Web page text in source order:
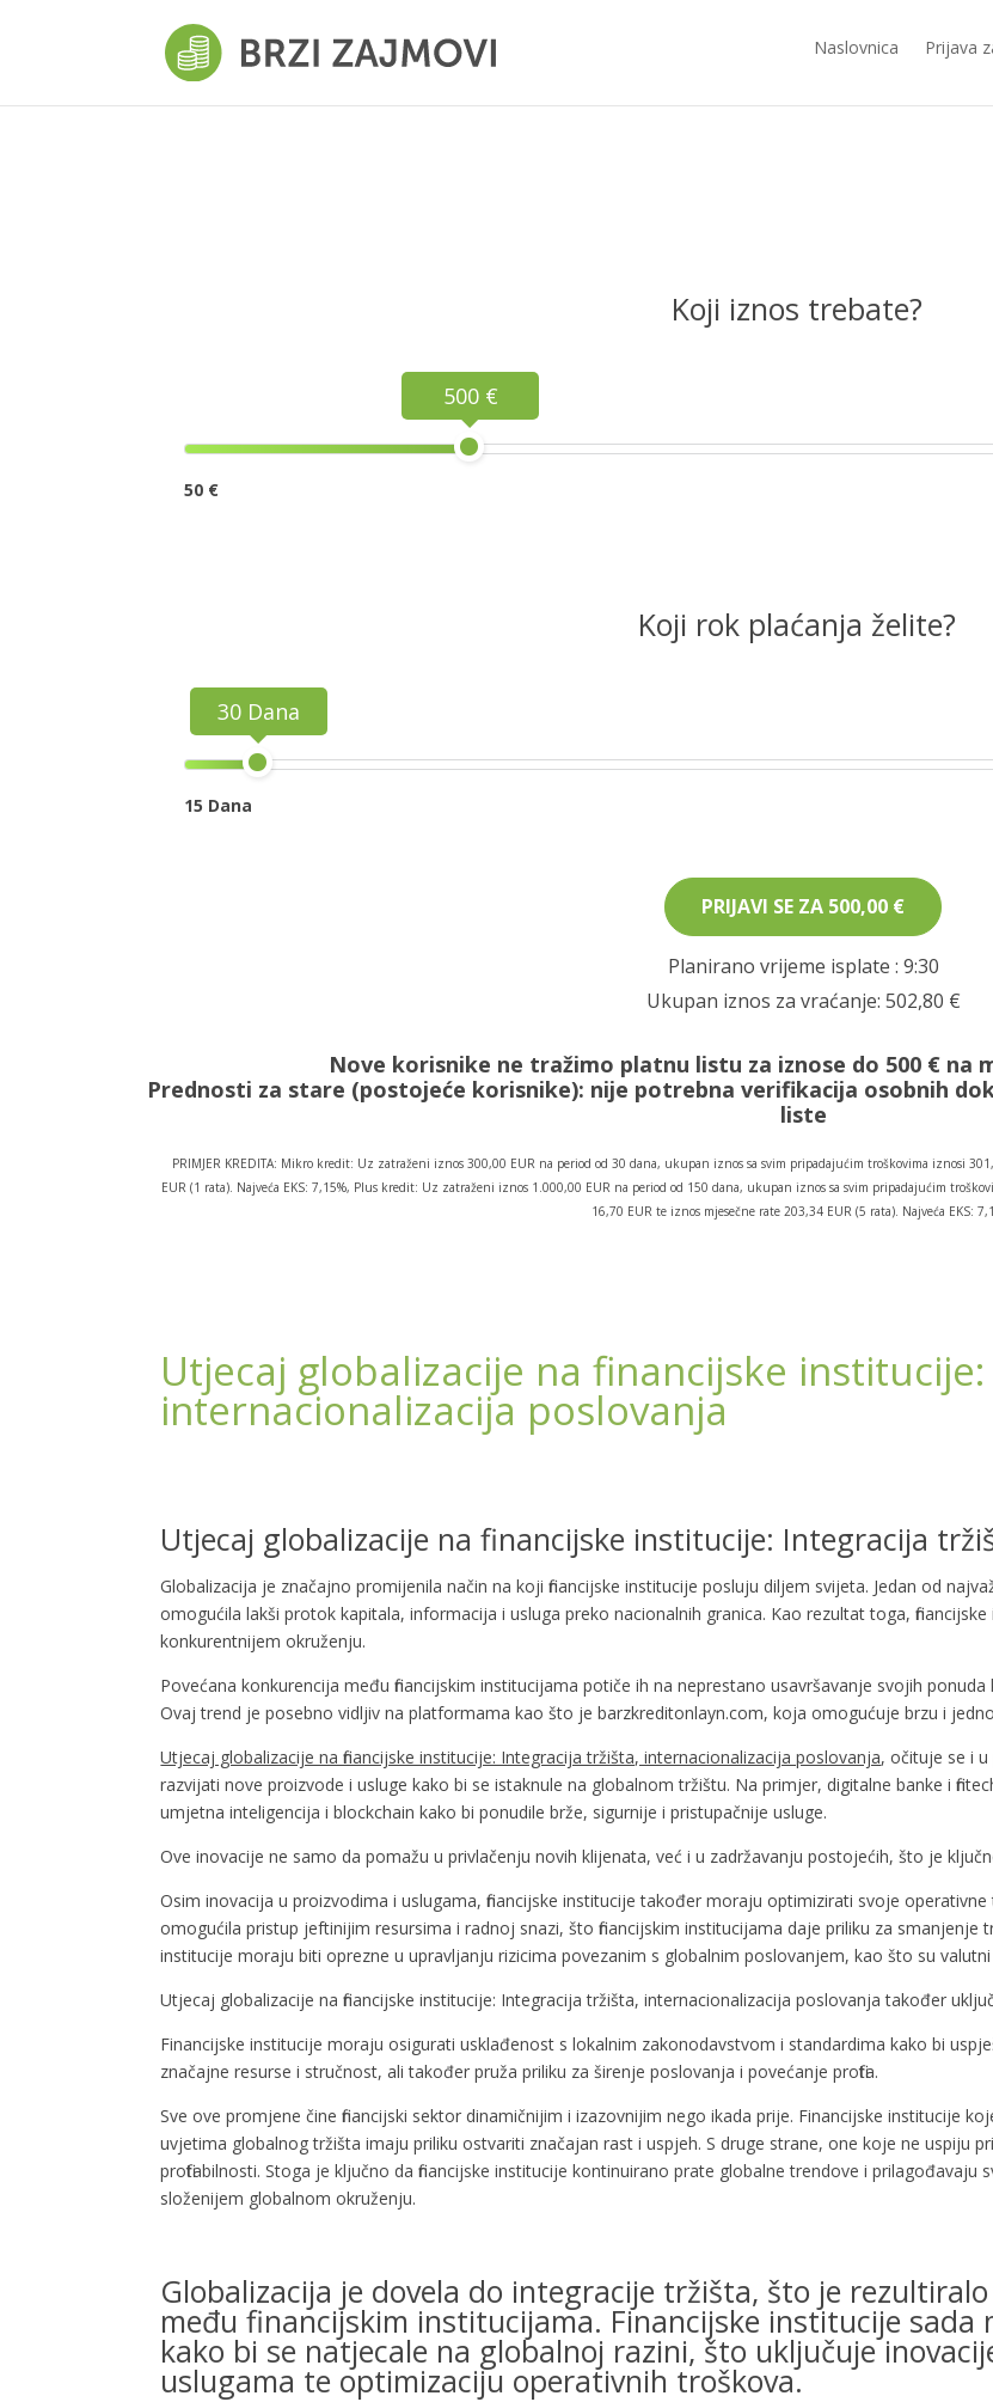
Naslovnica Prijava
Koji iznos trebate?
500 €
50 €
Koji rok plaćanja želite?
30 Dana
15 Dana
PRIJAVI SE ZA 500,00 €
Planirano vrijeme isplate : 9:30
Ukupan iznos za vraćanje: 502,80 €
Nove korisnike ne tražimo platnu listu za iznose do 500 € na
Prednosti za stare (postojeće korisnike): nije potrebna verifikacija osobnih
liste
PRIMJER KREDITA: Mikro kredit: Uz zatraženi iznos 300,00 EUR na period od 30 dana, ukupan iznos sa svim pripadajućim troškovima iznosi
EUR (1 rata). Najveća EKS: 7,15%, Plus kredit: Uz zatraženi iznos 1.000,00 EUR na period od 150 dana, ukupan iznos sa svim pripadajućim
16,70 EUR te iznos mjesečne rate 203,34 EUR (5 rata). Najveća EKS:
Utjecaj globalizacije na financijske
internacionalizacija poslovanja
Utjecaj globalizacije na financijske institucije: Integracija
Globalizacija je značajno promijenila način na koji financijske institucije posluju diljem svijeta. Jedan od
omogućila lakši protok kapitala, informacija i usluga preko nacionalnih granica. Kao rezultat toga,
konkurentnijem okruženju.
Povećana konkurencija među financijskim institucijama potiče ih na neprestano usavršavanje svojih
Ovaj trend je posebno vidljiv na platformama kao što je barzkreditonlayn.com, koja omogućuje brzu i
Utjecaj globalizacije na financijske institucije: Integracija tržišta, internacionalizacija poslovanja, očituje se i
razvijati nove proizvode i usluge kako bi se istaknule na globalnom tržištu. Na primjer, digitalne banke i
umjetna inteligencija i blockchain kako bi ponudile brže, sigurnije i pristupačnije usluge.
Ove inovacije ne samo da pomažu u privlačenju novih klijenata, već i u zadržavanju postojećih, što je
Osim inovacija u proizvodima i uslugama, financijske institucije također moraju optimizirati svoje
omogućila pristup jeftinijim resursima i radnoj snazi, što financijskim institucijama daje priliku za
institucije moraju biti oprezne u upravljanju rizicima povezanim s globalnim poslovanjem, kao što su
Utjecaj globalizacije na financijske institucije: Integracija tržišta, internacionalizacija poslovanja također
Financijske institucije moraju osigurati usklađenost s lokalnim zakonodavstvom i standardima kako bi
značajne resurse i stručnost, ali također pruža priliku za širenje poslovanja i povećanje profita.
Sve ove promjene čine financijski sektor dinamičnijim i izazovnijim nego ikada prije. Financijske institucije
uvjetima globalnog tržišta imaju priliku ostvariti značajan rast i uspjeh. S druge strane, one koje ne uspiju
profitabilnosti. Stoga je ključno da financijske institucije kontinuirano prate globalne trendove i
složenijem globalnom okruženju.
Globalizacija je dovela do integracije tržišta, što je
među financijskim institucijama. Financijske institucije
kako bi se natjecale na globalnoj razini, što uključuje
uslugama te optimizaciju operativnih troškova.